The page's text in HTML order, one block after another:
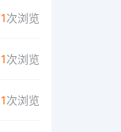
1次浏览
1次浏览
1次浏览